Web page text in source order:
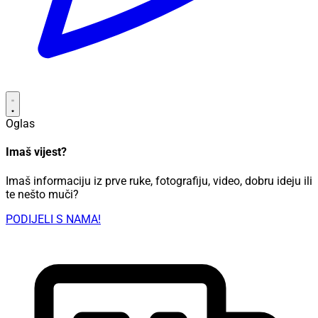
Oglas
Imaš vijest?
Imaš informaciju iz prve ruke, fotografiju, video, dobru ideju ili
te nešto muči?
PODIJELI S NAMA!